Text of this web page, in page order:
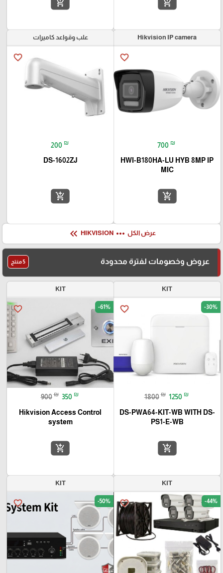
add_shopping_cart
add_shopping_cart
Hikvision IP camera
favorite_border
700 ₪
HWI-B180HA-LU HYB 8MP IP
MIC
add_shopping_cart
علب وقواعد كاميرات
favorite_border
200 ₪
DS-1602ZJ
add_shopping_cart
عرض الكل more_horiz
keyboard_double_arrow_left
عروض وخصومات لفترة محدودة 5 منتج
KIT
favorite_border -30%
1800 ₪ 1250 ₪
DS-PWA64-KIT-WB WITH DS-
PS1-E-WB
add_shopping_cart
KIT
favorite_border -61%
900 ₪ 350 ₪
Hikvision Access Control
system
add_shopping_cart
KIT
favorite_border -44%
KIT
favorite_border -50%